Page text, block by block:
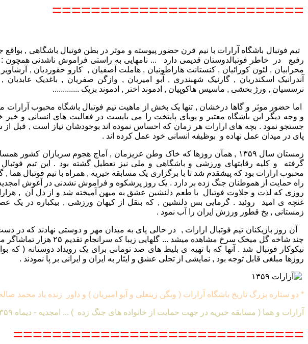
==========================
تیم فوتبال باشگاه آرارات با نیم قرن حضور پیوسته و موثر در بطن فوتبال باشگاهی , بواقع
رفیع در خاطر فوتبالدوستان قدیمی دارد ... نامهایی به راستی فراموش ناشدنی همچون :
محرابیان , لئون کورائیان , کنستانت هاراطونیان , هاملت آصفیان , کارو حقوردیان ,
آندرانیک اسکندریان , گارنیک شهبندری , آبو امیریان , وازگن صفریان , باغدیک عابدیان ,
نرسسیان , ورژ بخشی , ماسیس هاکوپیان , ادموند اختر , ادموند بزیک .............
اما حضور موثر و گاها درخشان , تنها یک بخش از ماهیت تیم فوتبال باشگاه محبوب آرارات
و وجه دیگر این باشگاه معتبر و پویای پایتخت را می بایست در فعالیت های انسانی و خیر
جستجو نمود . بچه های ارارات هر زمان که احساس نموده اند بوجودشان نیاز است , قبل از
پای در میدان عمل نهاده و بوظیفه انسانی خود عمل کرده اند .
زمستان سال ۱۳۵۹ , همآن روزها که خاک وطن عزیزمان , آماج هجوم سربازان کشور
گرفته و کلیه رقابتهای ورزشی و باشگاهی و ملی نیز تعطیل گشته بود . این تیم فوتبال
محبوب ارارات بود که پیشقدم شد تا با برگزاری یک مسابقه خیریه , همراه با تیم فوتبال هما ,
راه حمایت از هموطنان جنگ زده بر دارد . یک روز پرشکوه و فراموش نشدنی در آغوش
روزی که لذت و حلاوت فوتبال با طعم دلنشین عشق به میهن آمیخته شد و از دل آن ,
غنچه ی امید روئید . گرمایی بس دلنشین , که بنقل از کیهان ورزشی , بیکباره در یک
زمستانی , یخ قطور ورزش ایران را آب نمود .
آن روز بازیکنان تیم فوتبال ارارات , در حالی پای به میدان مهر و دوستی نهادند که در
چند شاخه گل میخک سرخ مشاهده میشد ... گلهایی زیبا که سرانجام
نیکوکار فوتبال شد . آنها که با تهیه ی بلیط های صد تومانی برای یک رویداد دوستانه ( که
روزها مبلغی قابل توجه بود , نمایشی از تجلی عشق و ایثار به ایران و ایرانی بر پا نمودند .
* دو ستاره بزرگ تاریخ باشگاه آرارات ( ویگن زینعلی و آبو امیریان ) و داور زنده یاد محمد
آرارات و هما ( مسابقه خیریه در جهت حمایت از خانواده های جنگ زده ) ... امجدیه - دیماه ۱۳۵۹
==============================